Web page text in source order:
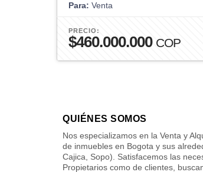
Para: Venta
PRECIO:
$460.000.000 COP
QUIÉNES SOMOS
Nos especializamos en la Venta y
de inmuebles en Bogota y sus
Cajica, Sopo). Satisfacemos las
Propietarios como de clientes,